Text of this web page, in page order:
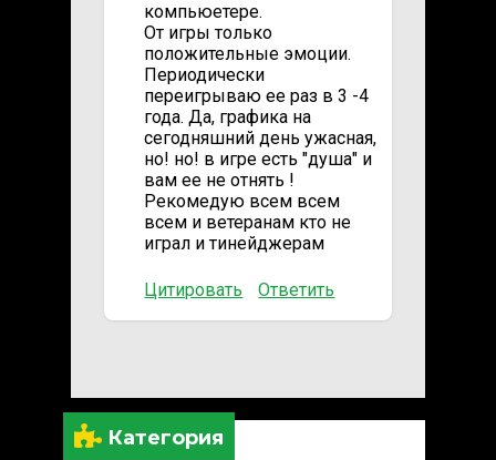
Категория
компьюетере.
От игры только
положительные эмоции.
Периодически
переигрываю ее раз в 3 -4
года. Да, графика на
сегодняшний день ужасная,
но! но! в игре есть "душа" и
вам ее не отнять !
Рекомедую всем всем
всем и ветеранам кто не
играл и тинейджерам
Цитировать Ответить